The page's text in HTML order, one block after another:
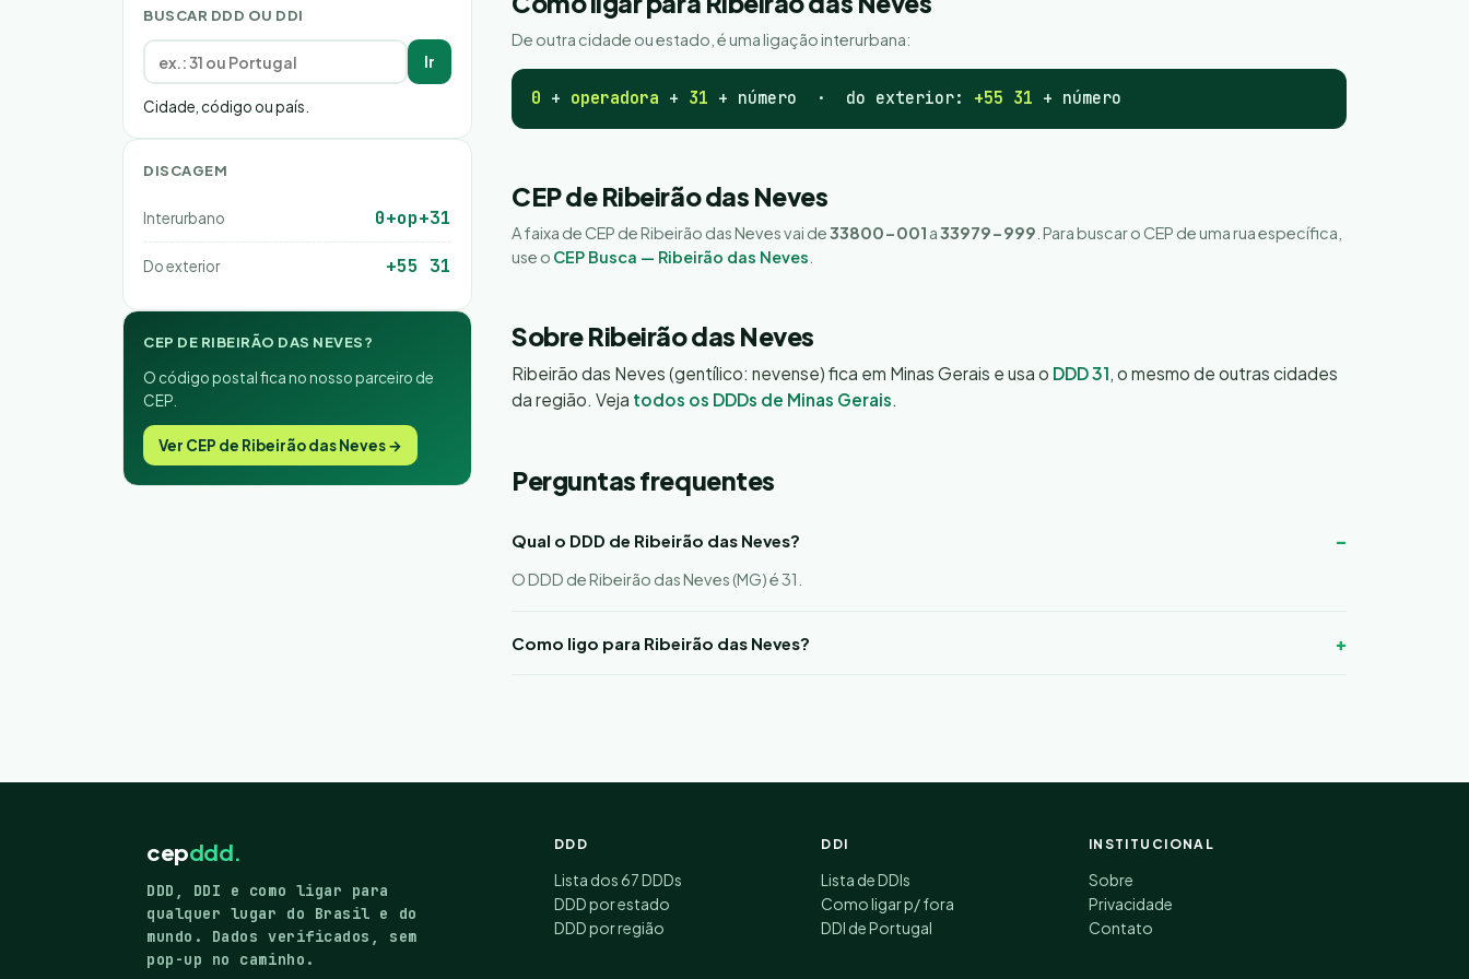
BUSCAR DDD OU DDI
Ir
Cidade, código ou país.
DISCAGEM
Interurbano 0+op+31
Do exterior +55 31
CEP DE RIBEIRÃO DAS NEVES?
O código postal fica no nosso parceiro de
CEP.
Ver CEP de Ribeirão das Neves →
De outra cidade ou estado, é uma ligação interurbana:
0 + operadora + 31 + número · do exterior: +55 31 + número
CEP de Ribeirão das Neves
A faixa de CEP de Ribeirão das Neves vai de33800-001 a33979-999 . Para buscar o CEP de uma rua específica,
use o CEP Busca — Ribeirão das Neves
Sobre Ribeirão das Neves
Ribeirão das Neves (gentílico: nevense) fica em Minas Gerais e usa o DDD 31, o mesmo de outras cidades
da região. Veja todos os DDDs de Minas Gerais.
Perguntas frequentes
Qual o DDD de Ribeirão das Neves?
O DDD de Ribeirão das Neves (MG) é 31.
Como ligo para Ribeirão das Neves?
cepddd.
DDD, DDI e como ligar para
qualquer lugar do Brasil e do
mundo. Dados verificados, sem
pop-up no caminho.
DDD
Lista dos 67 DDDs
DDD por estado
DDD por região
DDI
Lista de DDIs
Como ligar p/ fora
DDI de Portugal
INSTITUCIONAL
Sobre
Privacidade
Contato